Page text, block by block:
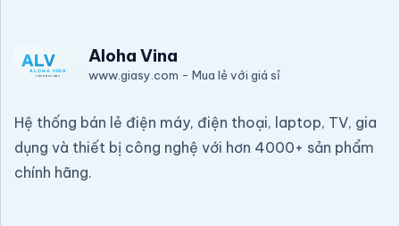
Aloha Vina
www.giasy.com - Mua lẻ với giá sỉ
Hệ thống bán lẻ điện máy, điện thoại, laptop, TV, gia
dụng và thiết bị công nghệ với hơn 4000+ sản phẩm
chính hãng.